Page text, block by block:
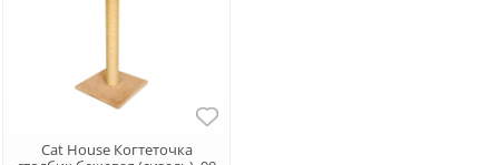
Cat House Когтеточка